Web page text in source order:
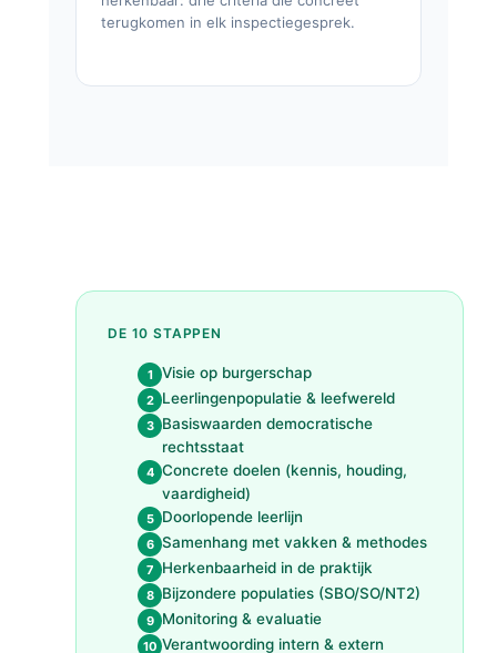
terugkomen in elk inspectiegesprek.
DE 10 STAPPEN
1 Visie op burgerschap
2 Leerlingenpopulatie & leefwereld
3
Basiswaarden democratische
rechtsstaat
4 Concrete doelen (kennis, houding,
vaardigheid)
5 Doorlopende leerlijn
6 Samenhang met vakken & methodes
7 Herkenbaarheid in de praktijk
8 Bijzondere populaties (SBO/SO/NT2)
9 Monitoring & evaluatie
10 Verantwoording intern & extern